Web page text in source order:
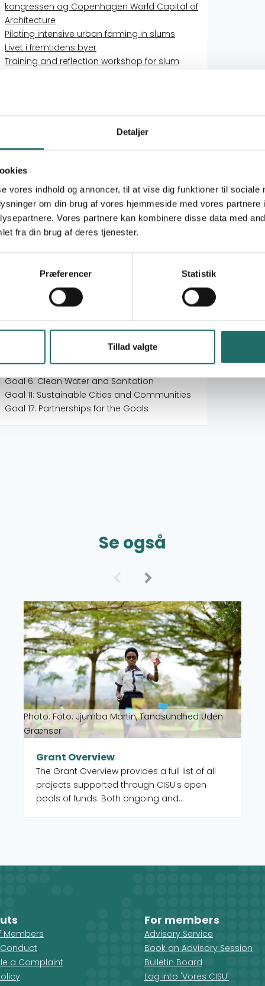
Detaljer
vores indhold og annoncer, til at vise dig funktioner til sociale
om din brug af vores hjemmeside med vores partnere
Vores partnere kan kombinere disse data med
fra din brug af deres tjenester.
Præferencer Statistik
Tillad valgte
kongressen og Copenhagen World Capital of
Architecture
Piloting intensive urban farming in slums
Livet i fremtidens byer
Training and reflection workshop for slum
land rights in the slums of Maputo
Land Rights in Maputo, Mozambique
eradication
Improving sanitation and building
organisational capacity in Kinawataka
Formal land rights in Maputo’s slum
Udstilling ved BLOX
Waste to Wealth: Scaling local climate
adaptation through youth enterprise in
CLAIM – Cooperative Land Access and
Investment Model, phase 1
Strategic Community Collaboration for Youth
and Children development
Goal 3: Good Health and Well-being
Goal 6: Clean Water and Sanitation
Goal 11: Sustainable Cities and Communities
Goal 17: Partnerships for the Goals
Se også
Photo: Foto: Jjumba Martin, Tandsundhed Uden
Grænser
Grant Overview
The Grant Overview provides a full list of all
projects supported through CISU's open
pools of funds. Both ongoing and
Read more about Grant Overview
Members
a Complaint
For members
Advisory Service
Book an Advisory Session
Bulletin Board
Log into 'Vores CISU'